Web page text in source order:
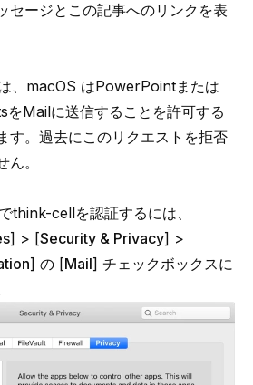
セージとこの記事へのリンクを表
、macOS はPowerPointまたは
Mailに送信することを許可する
す。過去にこのリクエストを拒否
。
think-cellを認証するには、
] > [Security & Privacy] >
] の [Mail] チェックボックスに